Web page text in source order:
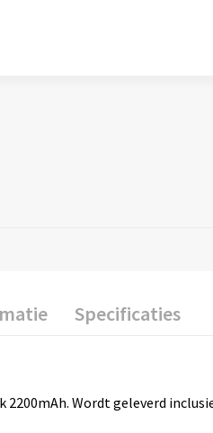
Specificaties
Wordt geleverd